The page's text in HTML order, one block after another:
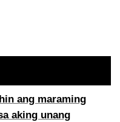
ang maraming
aking unang